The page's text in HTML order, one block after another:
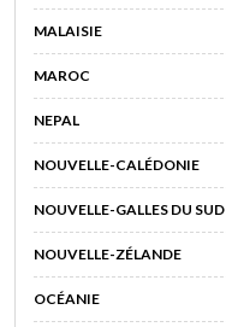
MALAISIE
MAROC
NEPAL
NOUVELLE-CALÉDONIE
NOUVELLE-GALLES DU SUD
NOUVELLE-ZÉLANDE
OCÉANIE